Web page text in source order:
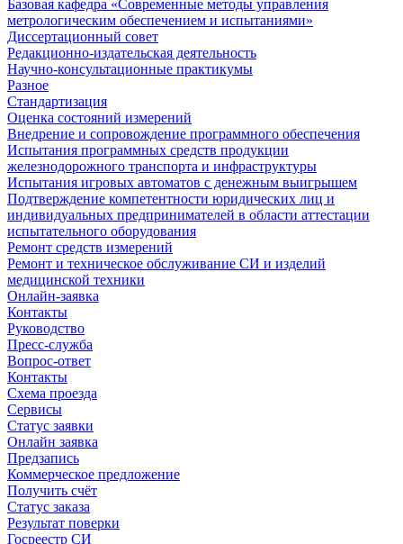
Базовая кафедра «Современные методы управления
метрологическим обеспечением и испытаниями»
Диссертационный совет
Редакционно-издательская деятельность
Научно-консультационные практикумы
Разное
Стандартизация
Оценка состояний измерений
Внедрение и сопровождение программного обеспечения
Испытания программных средств продукции
железнодорожного транспорта и инфраструктуры
Испытания игровых автоматов с денежным выигрышем
Подтверждение компетентности юридических лиц и
индивидуальных предпринимателей в области аттестации
испытательного оборудования
Ремонт средств измерений
Ремонт и техническое обслуживание СИ и изделий
медицинской техники
Онлайн-заявка
Контакты
Руководство
Пресс-служба
Вопрос-ответ
Контакты
Схема проезда
Сервисы
Статус заявки
Онлайн заявка
Предзапись
Коммерческое предложение
Получить счёт
Статус заказа
Результат поверки
Госреестр СИ